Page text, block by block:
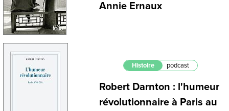
Annie Ernaux
Histoire podcast
Robert Darnton : l'humeur
révolutionnaire à Paris au